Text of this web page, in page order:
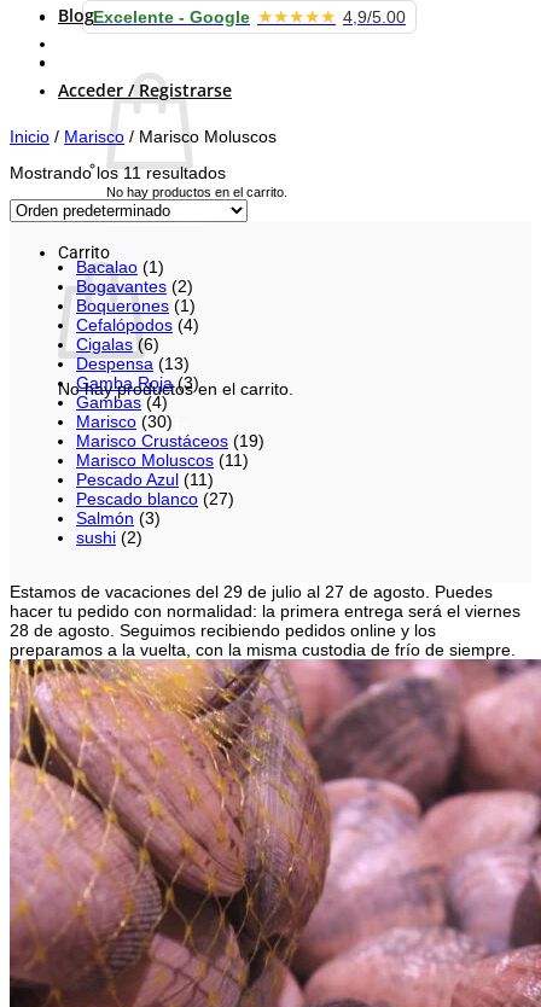
Excelente - Google ★★★★★ 4,9/5.00
No hay productos en el carrito.
Volver a la tienda
Carrito
No hay productos en el carrito.
Volver a la tienda
Blog
Acceder / Registrarse
Inicio / Marisco / Marisco Moluscos
Mostrando los 11 resultados
Bacalao (1)
Bogavantes (2)
Boquerones (1)
Cefalópodos (4)
Cigalas (6)
Despensa (13)
Gamba Roja (3)
Gambas (4)
Marisco (30)
Marisco Crustáceos (19)
Marisco Moluscos (11)
Pescado Azul (11)
Pescado blanco (27)
Salmón (3)
sushi (2)
Estamos de vacaciones del 29 de julio al 27 de agosto. Puedes
hacer tu pedido con normalidad: la primera entrega será el viernes
28 de agosto. Seguimos recibiendo pedidos online y los
preparamos a la vuelta, con la misma custodia de frío de siempre.